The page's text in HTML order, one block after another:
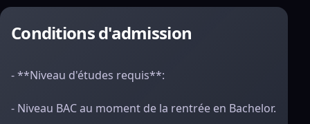
Conditions d'admission
- **Niveau d'études requis**:
- Niveau BAC au moment de la rentrée en Bachelor.